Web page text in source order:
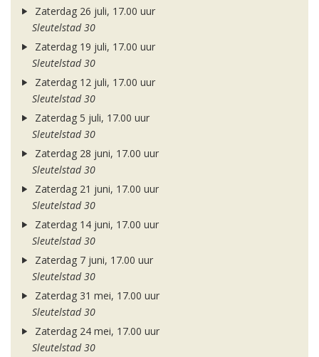
Zaterdag 26 juli, 17.00 uur
Sleutelstad 30
Zaterdag 19 juli, 17.00 uur
Sleutelstad 30
Zaterdag 12 juli, 17.00 uur
Sleutelstad 30
Zaterdag 5 juli, 17.00 uur
Sleutelstad 30
Zaterdag 28 juni, 17.00 uur
Sleutelstad 30
Zaterdag 21 juni, 17.00 uur
Sleutelstad 30
Zaterdag 14 juni, 17.00 uur
Sleutelstad 30
Zaterdag 7 juni, 17.00 uur
Sleutelstad 30
Zaterdag 31 mei, 17.00 uur
Sleutelstad 30
Zaterdag 24 mei, 17.00 uur
Sleutelstad 30